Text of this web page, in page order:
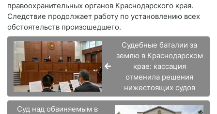
правоохранительных органов Краснодарского края.
Следствие продолжает работу по установлению всех
обстоятельств произошедшего.
Судебные баталии за
землю в Краснодарском
крае: кассация
отменила решения
нижестоящих судов
Суд над обвиняемым в